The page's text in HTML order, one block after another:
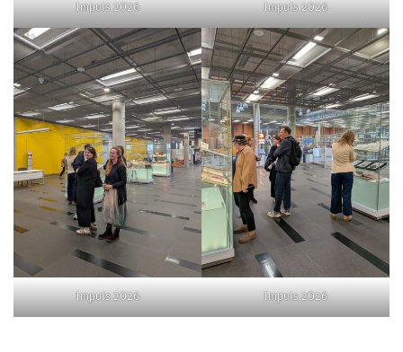
Impuls 2026 Impuls 2026
Impuls 2026 Impuls 2026